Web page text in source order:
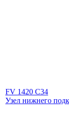
FV 1420 C34
Узел нижнего